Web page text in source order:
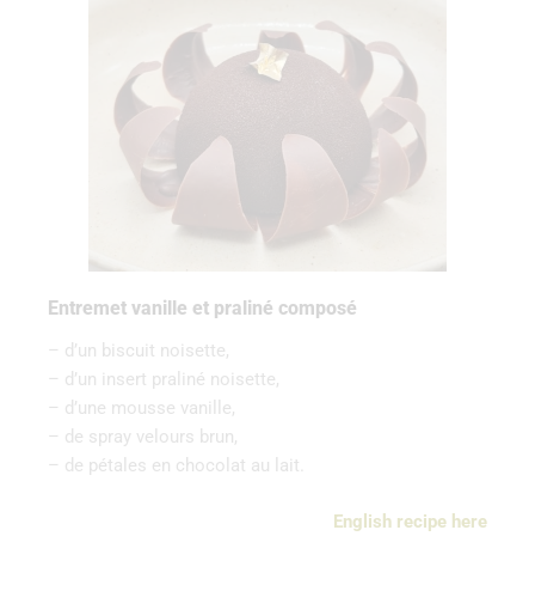
Entremet vanille et praliné composé
– d’un biscuit noisette,
– d’un insert praliné noisette,
– d’une mousse vanille,
– de spray velours brun,
– de pétales en chocolat au lait.
English recipe here